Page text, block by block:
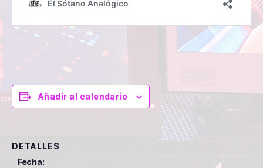
Añadir al calendario
DETALLES
Fecha: